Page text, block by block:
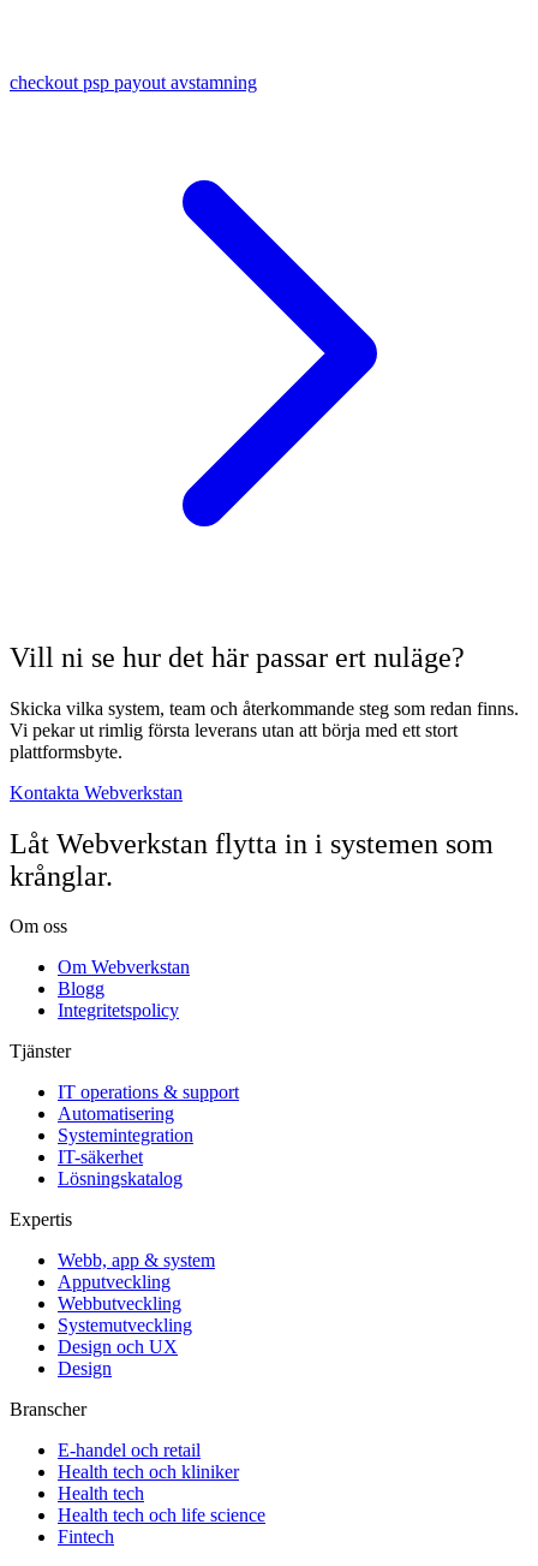
checkout psp payout avstamning
Vill ni se hur det här passar ert nuläge?
Skicka vilka system, team och återkommande steg som redan finns.
Vi pekar ut rimlig första leverans utan att börja med ett stort
plattformsbyte.
Kontakta Webverkstan
Låt Webverkstan flytta in i systemen som
krånglar.
Om oss
Om Webverkstan
Blogg
Integritetspolicy
Tjänster
IT operations & support
Automatisering
Systemintegration
IT-säkerhet
Lösningskatalog
Expertis
Webb, app & system
Apputveckling
Webbutveckling
Systemutveckling
Design och UX
Design
Branscher
E-handel och retail
Health tech och kliniker
Health tech
Health tech och life science
Fintech